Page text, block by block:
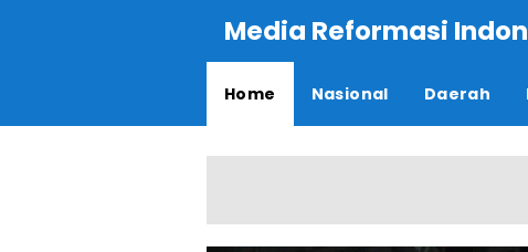
Media Reformasi
Home Nasional Daerah